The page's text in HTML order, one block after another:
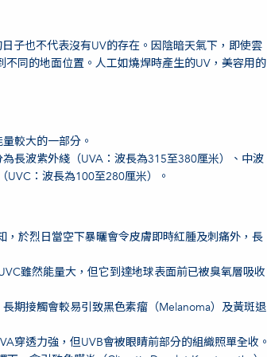
子也不代表沒有UV的存在。因陰暗天氣下，即使雲
同的地面位置。人工如燒焊時產生的UV，美容用的
較大的一部分。
長波紫外綫（UVA：波長為315至380厘米）、中波
UVC：波長為100至280厘米）。
於烈日當空下暴曬會令皮膚即時紅腫及刺痛外，長
雖然能量大，但它到達地球表面前已被臭氧層吸收
期接觸會較易引致黑色素瘤（Melanoma）及黃斑退
穿透力強，但UVB會被眼睛前部分的組織照單全收。